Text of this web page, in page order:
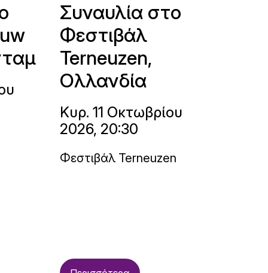
Συναυλία στο
Φεστιβάλ
Terneuzen,
Ολλανδία
Κυρ. 11 Οκτωβρίου
2026, 20:30
Φεστιβάλ Terneuzen